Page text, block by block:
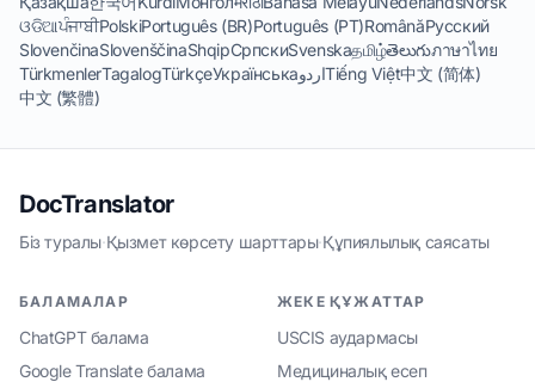
ଓଡିଆਪੰਜਾਬੀPolskiPortuguês (BR)Português (PT)RomânăРусский
SlovenčinaSlovenščinaShqipСрпскиSvenskaதமிழ்తెలుగుภาษาไทย
TürkmenlerTagalogTürkçeУкраїнськаاردوTiếng Việt中文 (简体)
中文 (繁體)
DocTranslator
Біз туралы·Қызмет көрсету шарттары·Құпиялылық саясаты
БАЛАМАЛАР
ChatGPT балама
Google Translate балама
ЖЕКЕ ҚҰЖАТТАР
USCIS аудармасы
Медициналық есеп